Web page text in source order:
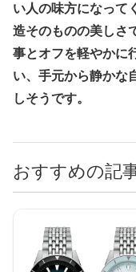
い人の味方になって
造そのものの美しさ
事とオフを軽やかに
い、手元から静かな
しそうです。
おすすめの記